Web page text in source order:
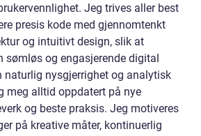
Jeg trives aller best
presis kode med gjennomtenkt
og intuitivt design, slik at
sømløs og engasjerende digital
naturlig nysgjerrighet og analytisk
meg alltid oppdatert på nye
og beste praksis. Jeg motiveres
på kreative måter, kontinuerlig